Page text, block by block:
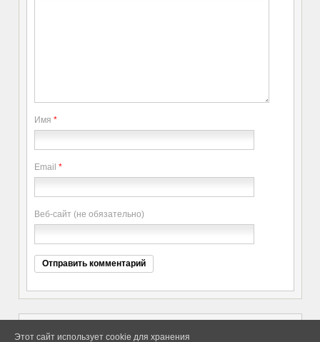
Имя *
Email *
Веб-сайт (не обязательно)
Этот сайт использует cookie для хранения